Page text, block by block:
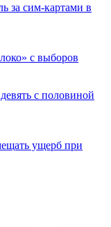
за сим-картами в
с выборов
с половиной
ущерб при